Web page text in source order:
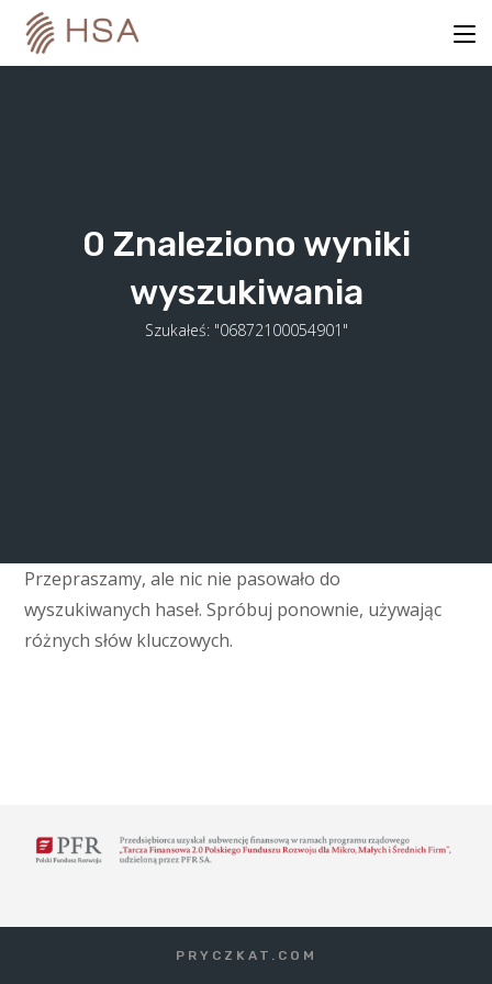
content
0 Znaleziono wyniki
wyszukiwania
Szukałeś: "06872100054901"
Przepraszamy, ale nic nie pasowało do
wyszukiwanych haseł. Spróbuj ponownie, używając
różnych słów kluczowych.
PRYCZKAT.COM